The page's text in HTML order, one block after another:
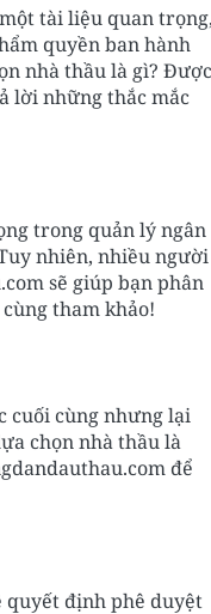
tài liệu quan trọng,
quyền ban hành
nhà thầu là gì? Được
lời những thắc mắc
trong quản lý ngân
nhiên, nhiều người
sẽ giúp bạn phân
tham khảo!
cuối cùng nhưng lại
chọn nhà thầu là
để
quyết định phê duyệt